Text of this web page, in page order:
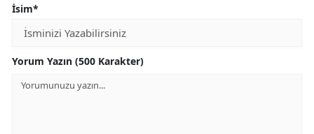
İsim*
Yorum Yazın (500 Karakter)